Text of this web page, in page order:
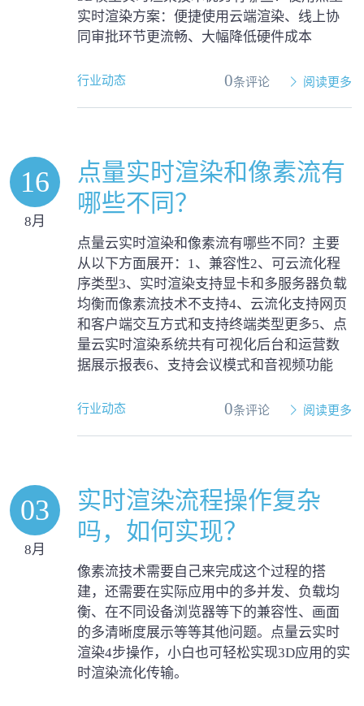
实时渲染方案：便捷使用云端渲染、线上协
同审批环节更流畅、大幅降低硬件成本
行业动态 0条评论 阅读更多
16
8月
点量实时渲染和像素流有
哪些不同？
点量云实时渲染和像素流有哪些不同？主要
从以下方面展开：1、兼容性2、可云流化程
序类型3、实时渲染支持显卡和多服务器负载
均衡而像素流技术不支持4、云流化支持网页
和客户端交互方式和支持终端类型更多5、点
量云实时渲染系统共有可视化后台和运营数
据展示报表6、支持会议模式和音视频功能
行业动态 0条评论 阅读更多
03
8月
实时渲染流程操作复杂
吗，如何实现？
像素流技术需要自己来完成这个过程的搭
建，还需要在实际应用中的多并发、负载均
衡、在不同设备浏览器等下的兼容性、画面
的多清晰度展示等等其他问题。点量云实时
渲染4步操作，小白也可轻松实现3D应用的实
时渲染流化传输。